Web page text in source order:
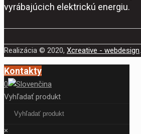
vyrábajúcich elektrickú energiu.
Realizácia © 2020, Xcreative - webdesign.
Kontakty
0
Vyhľadať produkt
×